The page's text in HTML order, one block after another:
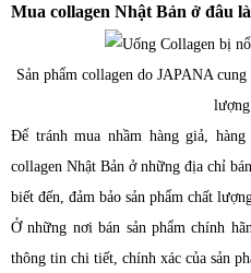
Mua collagen Nhật Bản ở đâu
Sản phẩm collagen do JAPANA
Để tránh mua nhầm hàng giả,
collagen Nhật Bản ở những địa chỉ
biết đến, đảm bảo sản phẩm chất
Ở những nơi bán sản phẩm chính
thông tin chi tiết, chính xác của sản